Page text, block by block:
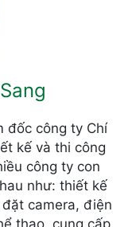
đốc công ty Chí
kế và thi công
công ty con
như: thiết kế
camera, điện
thao, cung cấp